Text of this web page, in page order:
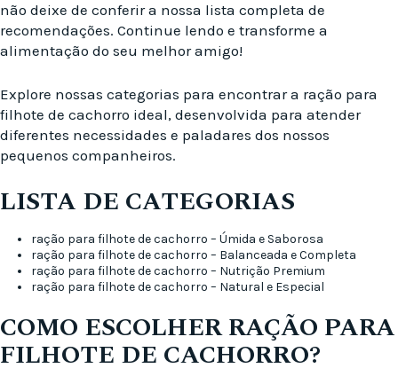
não deixe de conferir a nossa lista completa de
recomendações. Continue lendo e transforme a
alimentação do seu melhor amigo!
Explore nossas categorias para encontrar a ração para
filhote de cachorro ideal, desenvolvida para atender
diferentes necessidades e paladares dos nossos
pequenos companheiros.
LISTA DE CATEGORIAS
ração para filhote de cachorro – Úmida e Saborosa
ração para filhote de cachorro – Balanceada e Completa
ração para filhote de cachorro – Nutrição Premium
ração para filhote de cachorro – Natural e Especial
COMO ESCOLHER RAÇÃO PARA
FILHOTE DE CACHORRO?